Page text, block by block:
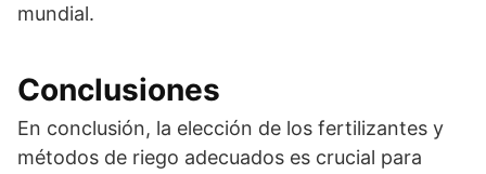
mundial.
Conclusiones
En conclusión, la elección de los fertilizantes y
métodos de riego adecuados es crucial para